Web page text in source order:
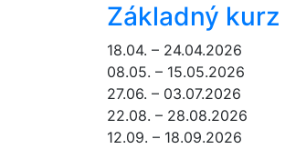
Základný kurz
18.04. – 24.04.2026
08.05. – 15.05.2026
27.06. – 03.07.2026
22.08. – 28.08.2026
12.09. – 18.09.2026